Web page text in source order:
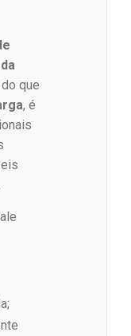
que
, é